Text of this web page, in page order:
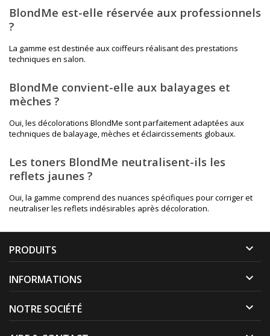
BlondMe est-elle réservée aux professionnels
?
La gamme est destinée aux coiffeurs réalisant des prestations
techniques en salon.
BlondMe convient-elle aux balayages et
mèches ?
Oui, les décolorations BlondMe sont parfaitement adaptées aux
techniques de balayage, mèches et éclaircissements globaux.
Les toners BlondMe neutralisent-ils les
reflets jaunes ?
Oui, la gamme comprend des nuances spécifiques pour corriger et
neutraliser les reflets indésirables après décoloration.
PRODUITS 
INFORMATIONS 
NOTRE SOCIÉTÉ 